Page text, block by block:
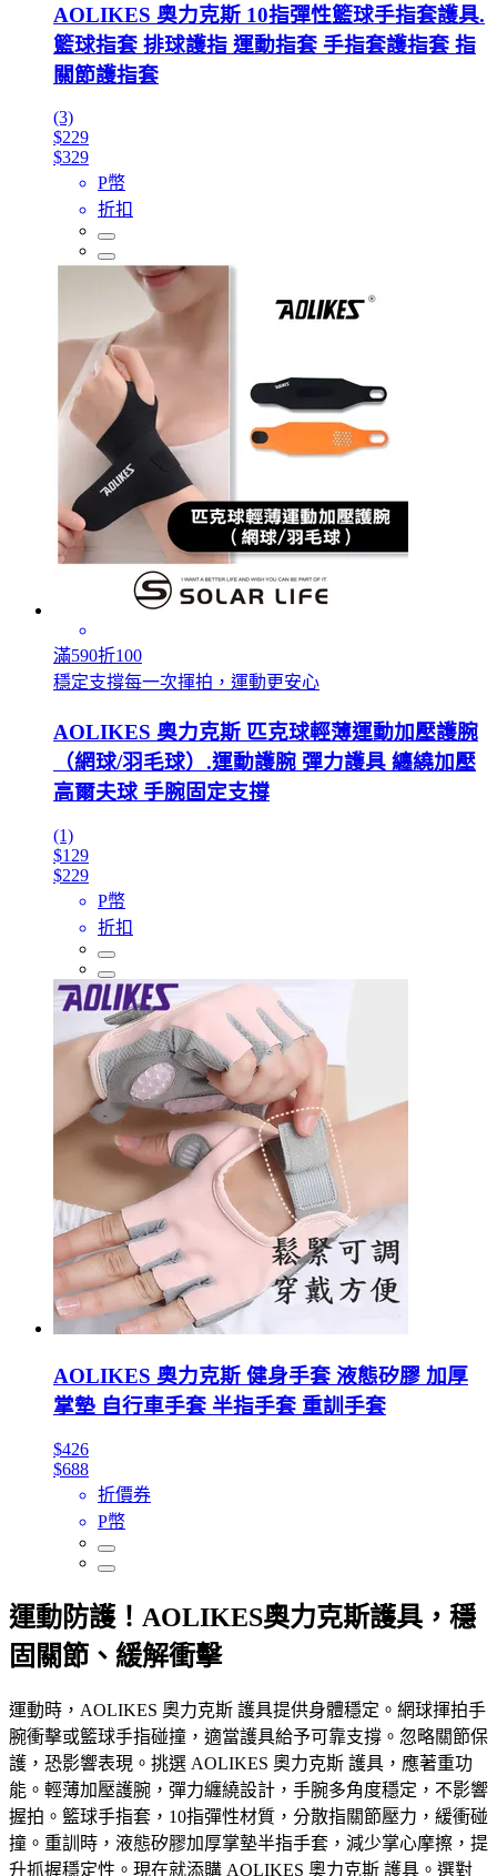
AOLIKES 奧力克斯 10指彈性籃球手指套護具.
籃球指套 排球護指 運動指套 手指套護指套 指
關節護指套
(3)
$229
$329
P幣
折扣
滿590折100
穩定支撐每一次揮拍，運動更安心
AOLIKES 奧力克斯 匹克球輕薄運動加壓護腕
（網球/羽毛球）.運動護腕 彈力護具 纏繞加壓
高爾夫球 手腕固定支撐
(1)
$129
$229
P幣
折扣
AOLIKES 奧力克斯 健身手套 液態矽膠 加厚
掌墊 自行車手套 半指手套 重訓手套
$426
$688
折價券
P幣
運動防護！AOLIKES奧力克斯護具，穩
固關節、緩解衝擊
運動時，AOLIKES 奧力克斯 護具提供身體穩定。網球揮拍手
腕衝擊或籃球手指碰撞，適當護具給予可靠支撐。忽略關節保
護，恐影響表現。挑選 AOLIKES 奧力克斯 護具，應著重功
能。輕薄加壓護腕，彈力纏繞設計，手腕多角度穩定，不影響
握拍。籃球手指套，10指彈性材質，分散指關節壓力，緩衝碰
撞。重訓時，液態矽膠加厚掌墊半指手套，減少掌心摩擦，提
升抓握穩定性。現在就添購 AOLIKES 奧力克斯 護具。選對